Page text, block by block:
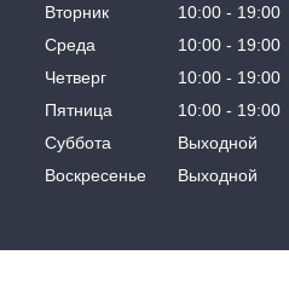
Вторник
10:00
19:00
Среда
10:00
19:00
Четверг
10:00
19:00
Пятница
10:00
19:00
Суббота
Выходной
Воскресенье
Выходной